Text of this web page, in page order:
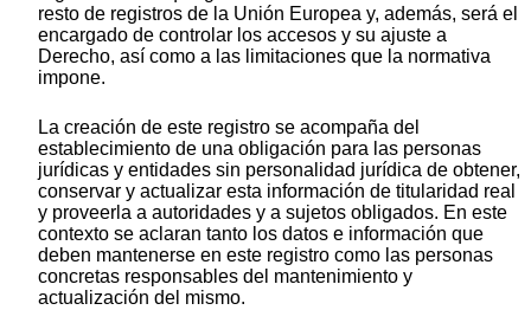
resto de registros de la Unión Europea y, además, será el
encargado de controlar los accesos y su ajuste a
Derecho, así como a las limitaciones que la normativa
impone.
La creación de este registro se acompaña del
establecimiento de una obligación para las personas
jurídicas y entidades sin personalidad jurídica de obtener,
conservar y actualizar esta información de titularidad real
y proveerla a autoridades y a sujetos obligados. En este
contexto se aclaran tanto los datos e información que
deben mantenerse en este registro como las personas
concretas responsables del mantenimiento y
actualización del mismo.